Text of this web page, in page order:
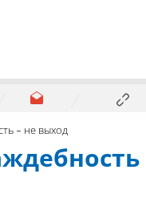
- не выход